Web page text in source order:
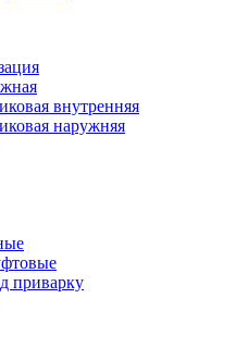
внутренняя
наружняя
приварку